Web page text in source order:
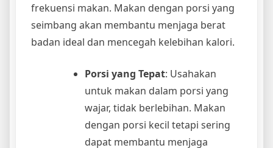
frekuensi makan. Makan dengan porsi yang
seimbang akan membantu menjaga berat
badan ideal dan mencegah kelebihan kalori.
Porsi yang Tepat: Usahakan
untuk makan dalam porsi yang
wajar, tidak berlebihan. Makan
dengan porsi kecil tetapi sering
dapat membantu menjaga